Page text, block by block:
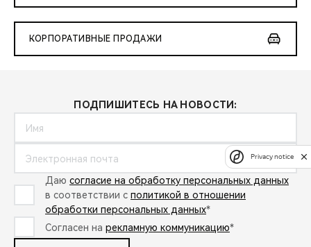
КОРПОРАТИВНЫЕ ПРОДАЖИ
ПОДПИШИТЕСЬ НА НОВОСТИ:
Даю согласие на обработку персональных данных
в соответствии с политикой в отношении
обработки персональных данных*
Согласен на рекламную коммуникацию*
Privacy notice